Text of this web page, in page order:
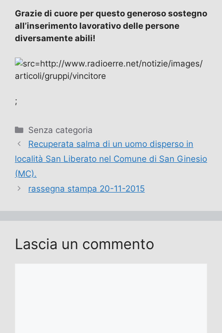
Grazie di cuore per questo generoso sostegno
all’inserimento lavorativo delle persone
diversamente abili!
;
Categorie
Senza categoria
Recuperata salma di un uomo disperso in
località San Liberato nel Comune di San Ginesio
(MC).
rassegna stampa 20-11-2015
Lascia un commento